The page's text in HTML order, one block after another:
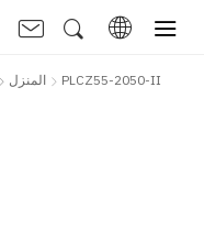
المنزل PLCZ55-2050-II